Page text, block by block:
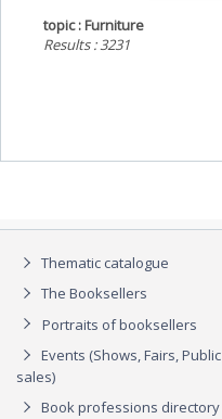
topic : Furniture
Results : 3231
Thematic catalogue
The Booksellers
Portraits of booksellers
Events (Shows, Fairs, Public
sales)
Book professions directory